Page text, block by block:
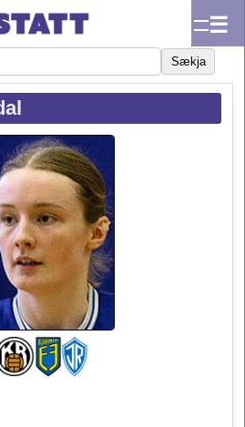
☰
Sækja